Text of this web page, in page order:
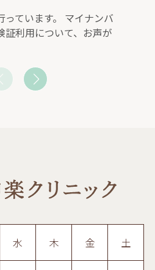
っています。 マイナンバ
証利用について、お声が
水 木 金 土